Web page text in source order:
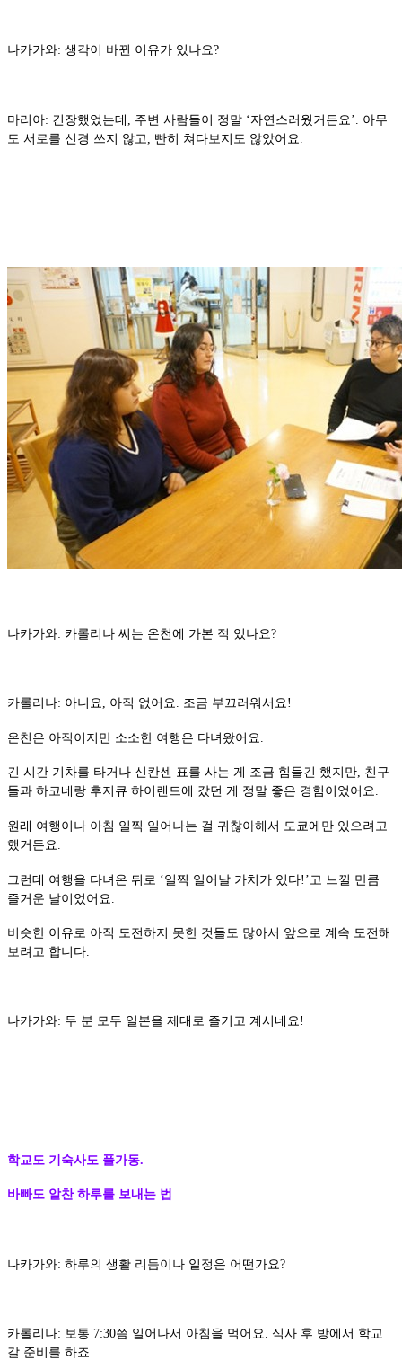
나카가와: 생각이 바뀐 이유가 있나요?
마리아: 긴장했었는데, 주변 사람들이 정말 ‘자연스러웠거든요’. 아무
도 서로를 신경 쓰지 않고, 빤히 쳐다보지도 않았어요.
나카가와: 카롤리나 씨는 온천에 가본 적 있나요?
카롤리나: 아니요, 아직 없어요. 조금 부끄러워서요!
온천은 아직이지만 소소한 여행은 다녀왔어요.
긴 시간 기차를 타거나 신칸센 표를 사는 게 조금 힘들긴 했지만, 친구
들과 하코네랑 후지큐 하이랜드에 갔던 게 정말 좋은 경험이었어요.
원래 여행이나 아침 일찍 일어나는 걸 귀찮아해서 도쿄에만 있으려고
했거든요.
그런데 여행을 다녀온 뒤로 ‘일찍 일어날 가치가 있다!’고 느낄 만큼
즐거운 날이었어요.
비슷한 이유로 아직 도전하지 못한 것들도 많아서 앞으로 계속 도전해
보려고 합니다.
나카가와: 두 분 모두 일본을 제대로 즐기고 계시네요!
학교도 기숙사도 풀가동.
바빠도 알찬 하루를 보내는 법
나카가와: 하루의 생활 리듬이나 일정은 어떤가요?
카롤리나: 보통 7:30쯤 일어나서 아침을 먹어요. 식사 후 방에서 학교
갈 준비를 하죠.